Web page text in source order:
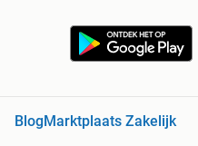
BlogMarktplaats Zakelijk